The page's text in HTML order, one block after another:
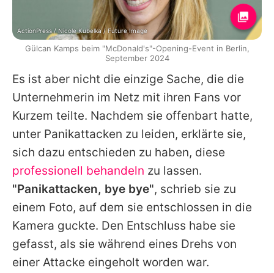
Es ist aber nicht die einzige Sache, die die
Unternehmerin im Netz mit ihren Fans vor
Kurzem teilte. Nachdem sie offenbart hatte,
unter Panikattacken zu leiden, erklärte sie,
sich dazu entschieden zu haben, diese
professionell behandeln zu lassen.
"Panikattacken, bye bye", schrieb sie zu
einem Foto, auf dem sie entschlossen in die
Kamera guckte. Den Entschluss habe sie
gefasst, als sie während eines Drehs von
einer Attacke eingeholt worden war.
ActionPress / Nicole Kubelka / Future Image
Gülcan Kamps beim "McDonald's"-Opening-Event in Berlin,
September 2024